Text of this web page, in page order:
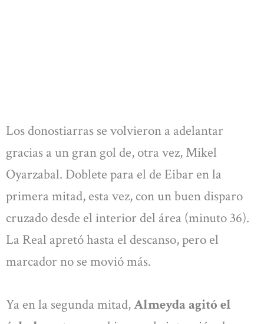
Los donostiarras se volvieron a adelantar
gracias a un gran gol de, otra vez, Mikel
Oyarzabal. Doblete para el de Eibar en la
primera mitad, esta vez, con un buen disparo
cruzado desde el interior del área (minuto 36).
La Real apretó hasta el descanso, pero el
marcador no se movió más.
Ya en la segunda mitad,Almeyda agitó el